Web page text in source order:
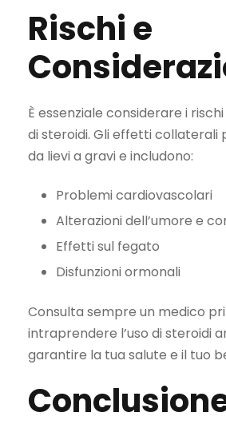
Rischi e
È essenziale considerare i
di steroidi. Gli effetti collaterali
da lievi a gravi e includono:
Problemi cardiovascolari
Alterazioni dell’umore e
Effetti sul fegato
Disfunzioni ormonali
Consulta sempre un medico
intraprendere l’uso di steroidi
garantire la tua salute e il tuo